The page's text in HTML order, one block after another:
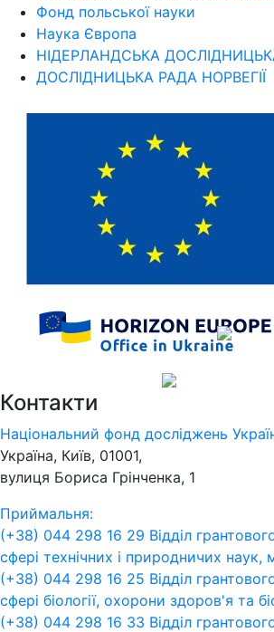
Фонд польської науки
Наука Європа
НІДЕРЛАНДСЬКА
ДОСЛІДНИЦЬКА РАДА НОРВЕГІЇ
Контакти
Національний фонд досліджень
Україна, Київ, 01001,
вулиця Бориса Грінченка, 1
Приймальня:
(+38) 044 298 16 29 Відділ
сфері технічних і природничих наук,
(+38) 044 298 16 25 Відділ
сфері біології, охорони здоров'я та
(+38) 044 298 16 33 Відділ